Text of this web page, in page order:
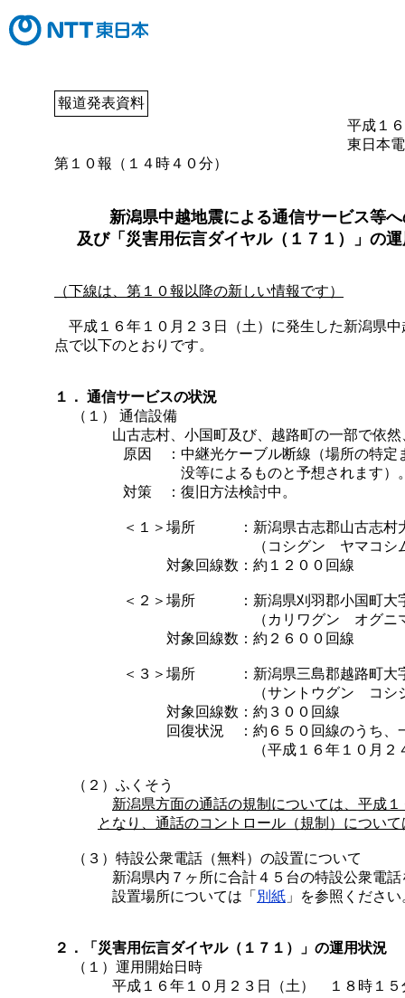
報道発表資料
平成１
東日本
第１０報（１４時４０分）
新潟県中越地震による通信サービス等
及び「災害用伝言ダイヤル（１７１）」の
（下線は、第１０報以降の新しい情報です）
平成１６年１０月２３日（土）に発生した新潟県
点で以下のとおりです。
１． 通信サービスの状況
（１） 通信設備
山古志村、小国町及び、越路町の一部で依
原因
： 中継光ケーブル断線（場所の特
没等によるものと予想されます）
対策 ： 復旧方法検討中。
＜１＞ 場所 ： 新潟県古志郡山古志村
（コシグン ヤマコ
対象回線数 ： 約１２００回線
＜２＞ 場所 ： 新潟県刈羽郡小国町大
（カリワグン オグ
対象回線数 ： 約２６００回線
＜３＞ 場所 ： 新潟県三島郡越路町大
（サントウグン コ
対象回線数 ： 約３００回線
回復状況
： 約６５０回線のうち、
（平成１６年１０月
（２）ふくそう
新潟県方面の通話の規制については、平成
となり、通話のコントロール（規制）につい
（３）特設公衆電話（無料）の設置について
新潟県内７ヶ所に合計４５台の特設公衆電話
設置場所については「 別紙 」を参照ください
２．「災害用伝言ダイヤル（１７１）」の運用状況
（１）運用開始日時
平成１６年１０月２３日（土） １８時１５